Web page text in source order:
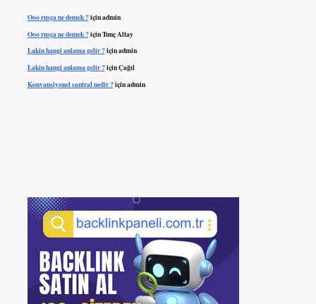
Ooo rusça ne demek ?içinadmin
Ooo rusça ne demek ?içinTunç Altay
Lakin hangi anlama gelir ?içinadmin
Lakin hangi anlama gelir ?içinÇağıl
Konvansiyonel santral nedir ?içinadmin